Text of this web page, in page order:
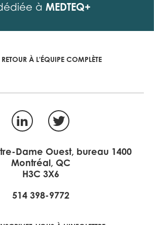
à MEDTEQ+
RETOUR À L'ÉQUIPE COMPLÈTE
LinkedInTwitter
Dame Ouest, bureau 1400
Montréal, QC
H3C 3X6
514 398-9772